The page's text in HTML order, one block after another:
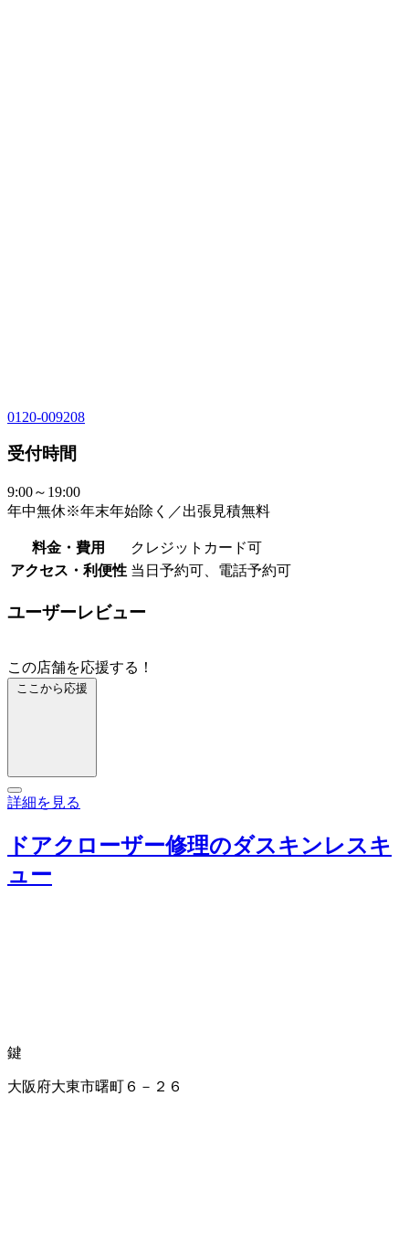
0120-009208
受付時間
9:00～19:00
年中無休※年末年始除く／出張見積無料
料金・費用
クレジットカード可
アクセス・利便性 当日予約可、電話予約可
ユーザーレビュー
この店舗を応援する！
ここから応援
詳細を見る
ドアクローザー修理のダスキンレスキ
ュー
鍵
大阪府大東市曙町６－２６